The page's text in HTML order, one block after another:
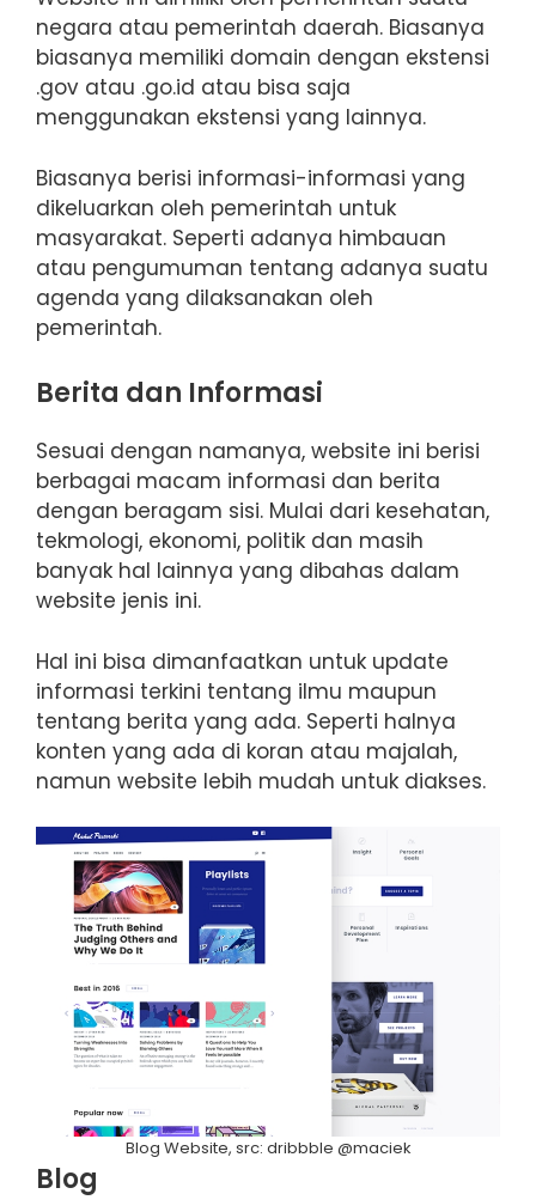
negara atau pemerintah daerah. Biasanya
biasanya memiliki domain dengan ekstensi
.gov atau .go.id atau bisa saja
menggunakan ekstensi yang lainnya.
Biasanya berisi informasi-informasi yang
dikeluarkan oleh pemerintah untuk
masyarakat. Seperti adanya himbauan
atau pengumuman tentang adanya suatu
agenda yang dilaksanakan oleh
pemerintah.
Berita dan Informasi
Sesuai dengan namanya, website ini berisi
berbagai macam informasi dan berita
dengan beragam sisi. Mulai dari kesehatan,
tekmologi, ekonomi, politik dan masih
banyak hal lainnya yang dibahas dalam
website jenis ini.
Hal ini bisa dimanfaatkan untuk update
informasi terkini tentang ilmu maupun
tentang berita yang ada. Seperti halnya
konten yang ada di koran atau majalah,
namun website lebih mudah untuk diakses.
Blog Website, src: dribbble @maciek
Blog